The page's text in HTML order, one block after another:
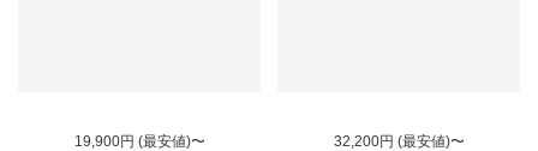
19,900円 (最安値)〜 32,200円 (最安値)〜